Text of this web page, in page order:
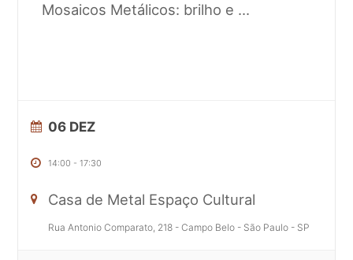
Mosaicos Metálicos: brilho e ...
06 DEZ
14:00 -17:30
Casa de Metal Espaço Cultural
Rua Antonio Comparato, 218 - Campo Belo - São Paulo - SP